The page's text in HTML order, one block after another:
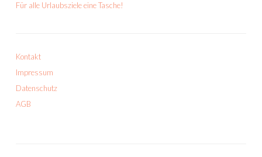
Für alle Urlaubsziele eine Tasche!
Kontakt
Impressum
Datenschutz
AGB